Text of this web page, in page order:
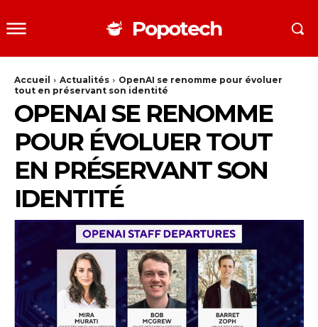
Popotech
Accueil Actualités
OpenAI se renomme pour évoluer
tout en préservant son identité
OPENAI SE RENOMME
POUR ÉVOLUER TOUT
EN PRÉSERVANT SON
IDENTITÉ